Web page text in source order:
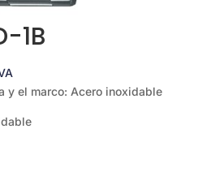
1B
y el marco: Acero inoxidable